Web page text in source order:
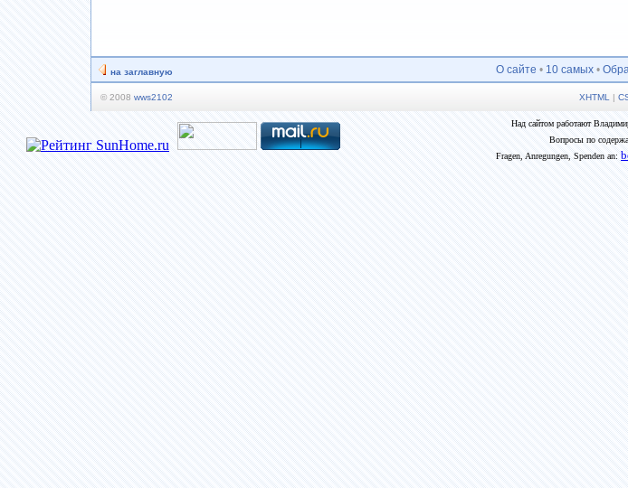
на заглавную О сайте • 10 самых •
© 2008 wws2102 XHTML |
Над сайтом работают
Вопросы по
Fragen, Anregungen, Spenden an: